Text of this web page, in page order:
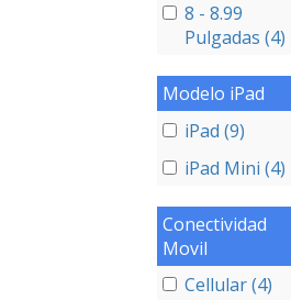
8 - 8.99
Pulgadas (4)
Modelo iPad
iPad (9)
iPad Mini (4)
Conectividad
Movil
Cellular (4)